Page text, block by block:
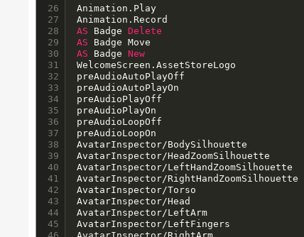
26
27
28
29
30
31
32
33
34
35
36
37
38
39
40
41
42
43
44
45
Animation.Play
AS Badge Delete
AS
AS Badge New
WelcomeScreen.AssetStoreLogo
preAudioAutoPlayOff
preAudioAutoPlayOn
preAudioPlayOff
preAudioPlayOn
preAudioLoopOff
preAudioLoopOn
AvatarInspector/BodySilhouette
AvatarInspector/HeadZoomSilhouette
AvatarInspector/LeftHandZoomSilhouette
AvatarInspector/RightHandZoomSilhouette
AvatarInspector/Torso
AvatarInspector/Head
AvatarInspector/LeftArm
AvatarInspector/LeftFingers